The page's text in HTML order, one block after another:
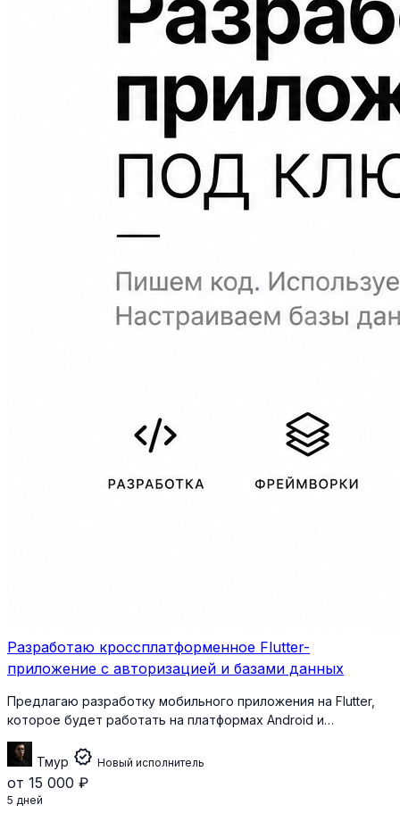
Разработаю кроссплатформенное Flutter-
приложение с авторизацией и базами данных
Предлагаю разработку мобильного приложения на Flutter,
которое будет работать на платформах Android и…
Тмур verified Новый исполнитель
от 15 000 ₽
5 дней